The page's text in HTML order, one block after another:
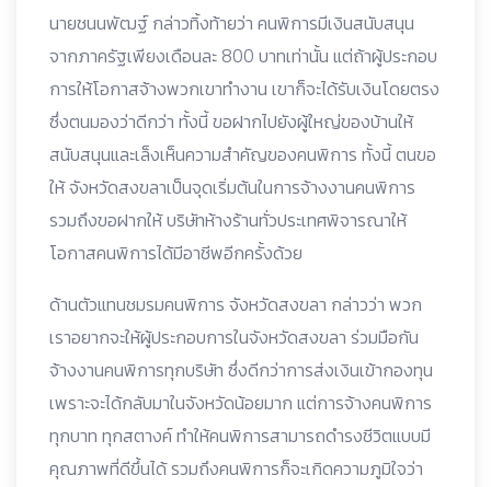
นายชนนพัฒฐ์ กล่าวทิ้งท้ายว่า คนพิการมีเงินสนับสนุน
จากภาครัฐเพียงเดือนละ 800 บาทเท่านั้น แต่ถ้าผู้ประกอบ
การให้โอกาสจ้างพวกเขาทำงาน เขาก็จะได้รับเงินโดยตรง
ซึ่งตนมองว่าดีกว่า ทั้งนี้ ขอฝากไปยังผู้ใหญ่ของบ้านให้
สนับสนุนและเล็งเห็นความสำคัญของคนพิการ ทั้งนี้ ตนขอ
ให้ จังหวัดสงขลาเป็นจุดเริ่มต้นในการจ้างงานคนพิการ
รวมถึงขอฝากให้ บริษัทห้างร้านทั่วประเทศพิจารณาให้
โอกาสคนพิการได้มีอาชีพอีกครั้งด้วย
ด้านตัวแทนชมรมคนพิการ จังหวัดสงขลา กล่าวว่า พวก
เราอยากจะให้ผู้ประกอบการในจังหวัดสงขลา ร่วมมือกัน
จ้างงานคนพิการทุกบริษัท ซึ่งดีกว่าการส่งเงินเข้ากองทุน
เพราะจะได้กลับมาในจังหวัดน้อยมาก แต่การจ้างคนพิการ
ทุกบาท ทุกสตางค์ ทำให้คนพิการสามารถดำรงชีวิตแบบมี
คุณภาพที่ดีขึ้นได้ รวมถึงคนพิการก็จะเกิดความภูมิใจว่า